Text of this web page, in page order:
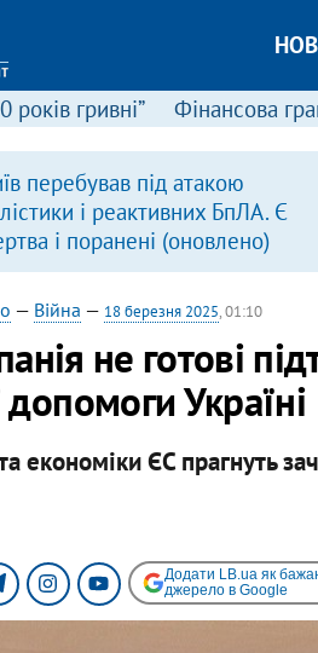
років гривні” Фінансова
перебував під атакою
і реактивних БпЛА. Є
і поранені (оновлено)
— Війна — 18 березня 2025, 01:10
не готові
допомоги Україні
економіки ЄС прагнуть
Додати LB.ua як
джерело в Google